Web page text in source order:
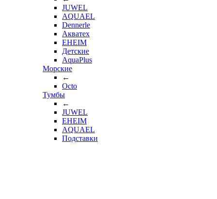
JUWEL
AQUAEL
Dennerle
Акватех
EHEIM
Детские
AquaPlus
Морские
←
Octo
Тумбы
←
JUWEL
EHEIM
AQUAEL
Подставки